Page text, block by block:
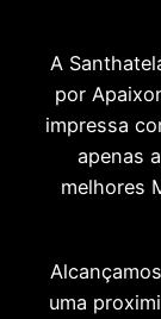
A
por
impressa
apenas
melhores
uma